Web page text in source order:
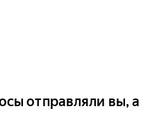
отправляли вы, а